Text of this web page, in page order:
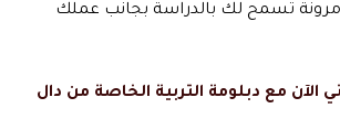
مرونة تسمح لك بالدراسة بجانب عملك
الآن مع دبلومة التربية الخاصة من دال